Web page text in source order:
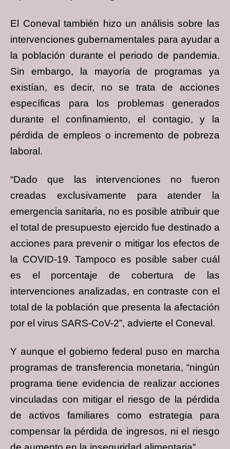
El Coneval también hizo un análisis sobre las
intervenciones gubernamentales para ayudar a
la población durante el periodo de pandemia.
Sin embargo, la mayoría de programas ya
existían, es decir, no se trata de acciones
específicas para los problemas generados
durante el confinamiento, el contagio, y la
pérdida de empleos o incremento de pobreza
laboral.
“Dado que las intervenciones no fueron
creadas exclusivamente para atender la
emergencia sanitaria, no es posible atribuir que
el total de presupuesto ejercido fue destinado a
acciones para prevenir o mitigar los efectos de
la COVID-19. Tampoco es posible saber cuál
es el porcentaje de cobertura de las
intervenciones analizadas, en contraste con el
total de la población que presenta la afectación
por el virus SARS-CoV-2”, advierte el Coneval.
Y aunque el gobierno federal puso en marcha
programas de transferencia monetaria, “ningún
programa tiene evidencia de realizar acciones
vinculadas con mitigar el riesgo de la pérdida
de activos familiares como estrategia para
compensar la pérdida de ingresos, ni el riesgo